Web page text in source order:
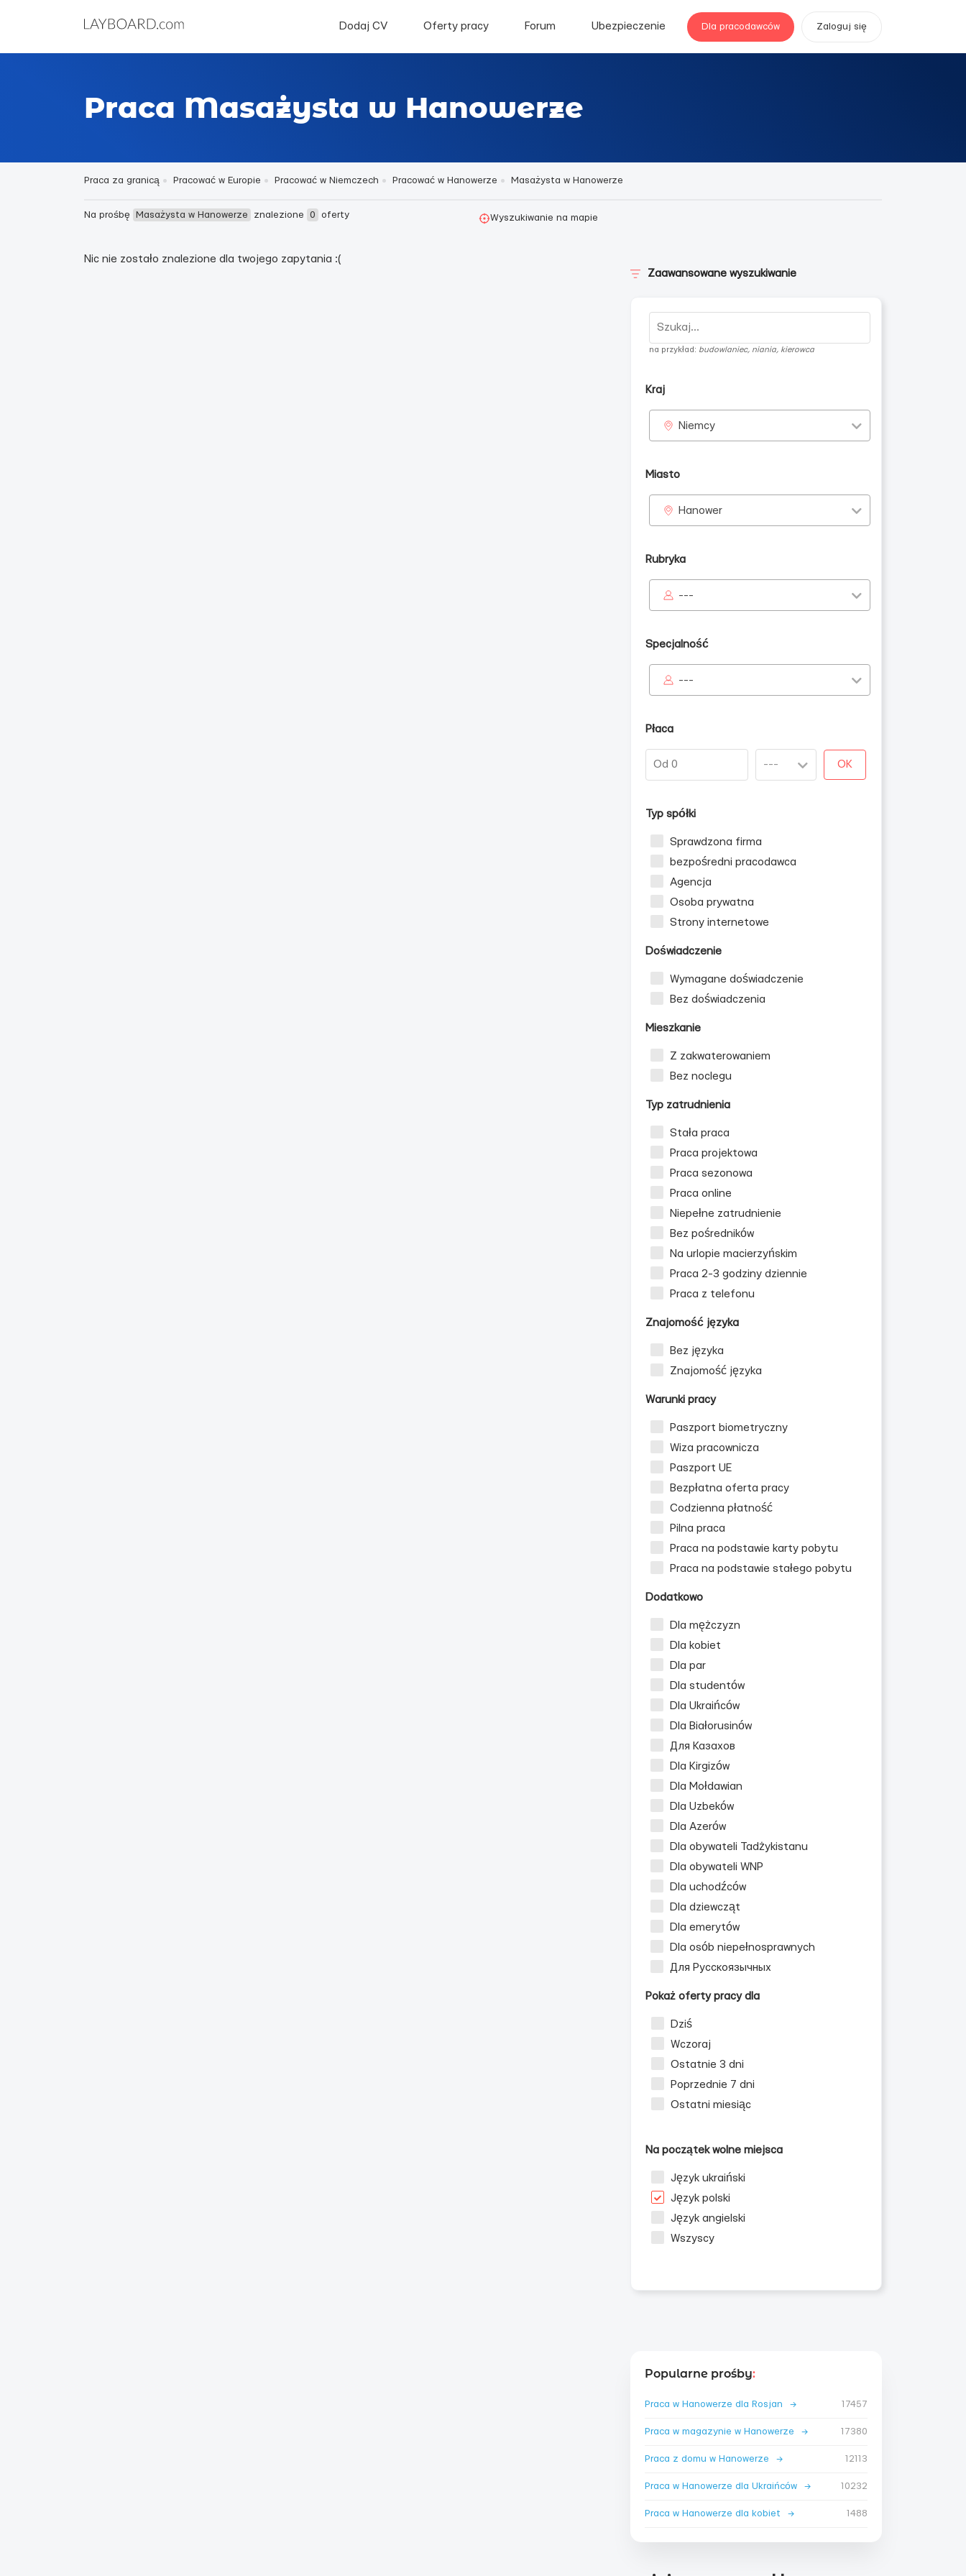
Dodaj CV Oferty pracy Forum Ubezpieczenie Dla pracodawców Zaloguj się
Praca Masażysta w Hanowerze
Praca za granicą Pracować w Europie Pracować w Niemczech Pracować w Hanowerze Masażysta w Hanowerze
Na prośbę Masażysta w Hanowerze znalezione 0 oferty Wyszukiwanie na mapie
Nic nie zostało znalezione dla twojego zapytania :(
Zaawansowane wyszukiwanie
na przykład: budowlaniec, niania, kierowca
Kraj
Niemcy
Miasto
Hanower
Rubryka
---
Specjalność
---
Płaca
OK
Typ spółki
Sprawdzona firma
bezpośredni pracodawca
Agencja
Osoba prywatna
Strony internetowe
Doświadczenie
Wymagane doświadczenie
Bez doświadczenia
Mieszkanie
Z zakwaterowaniem
Bez noclegu
Typ zatrudnienia
Stała praca
Praca projektowa
Praca sezonowa
Praca online
Niepełne zatrudnienie
Bez pośredników
Na urlopie macierzyńskim
Praca 2-3 godziny dziennie
Praca z telefonu
Znajomość języka
Bez języka
Znajomość języka
Warunki pracy
Paszport biometryczny
Wiza pracownicza
Paszport UE
Bezpłatna oferta pracy
Codzienna płatność
Pilna praca
Praca na podstawie karty pobytu
Praca na podstawie stałego pobytu
Dodatkowo
Dla mężczyzn
Dla kobiet
Dla par
Dla studentów
Dla Ukraińców
Dla Białorusinów
Для Казахов
Dla Kirgizów
Dla Mołdawian
Dla Uzbeków
Dla Azerów
Dla obywateli Tadżykistanu
Dla obywateli WNP
Dla uchodźców
Dla dziewcząt
Dla emerytów
Dla osób niepełnosprawnych
Для Русскоязычных
Pokaż oferty pracy dla
Dziś
Wczoraj
Ostatnie 3 dni
Poprzednie 7 dni
Ostatni miesiąc
Na początek wolne miejsca
Język ukraiński
Język polski
Język angielski
Wszyscy
Popularne prośby:
Praca w Hanowerze dla Rosjan → 17457
Praca w magazynie w Hanowerze → 17380
Praca z domu w Hanowerze → 12113
Praca w Hanowerze dla Ukraińców → 10232
Praca w Hanowerze dla kobiet → 1488